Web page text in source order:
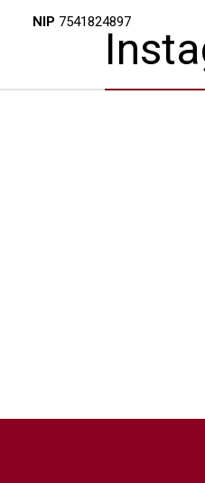
NIP 7541824897